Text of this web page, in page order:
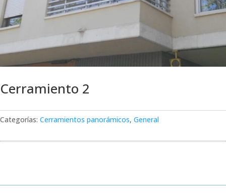
Cerramiento 2
Categorías: Cerramientos panorámicos, General